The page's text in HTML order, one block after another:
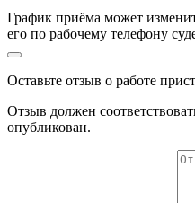
График приёма может
его по рабочему телефону
Оставьте отзыв о работе
Отзыв должен
опубликован.